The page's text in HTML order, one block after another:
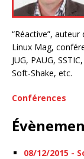
“Réactive”,
Linux Mag,
JUG, PAUG,
Soft-Shake, etc.
Conférences
08/12/2015 -